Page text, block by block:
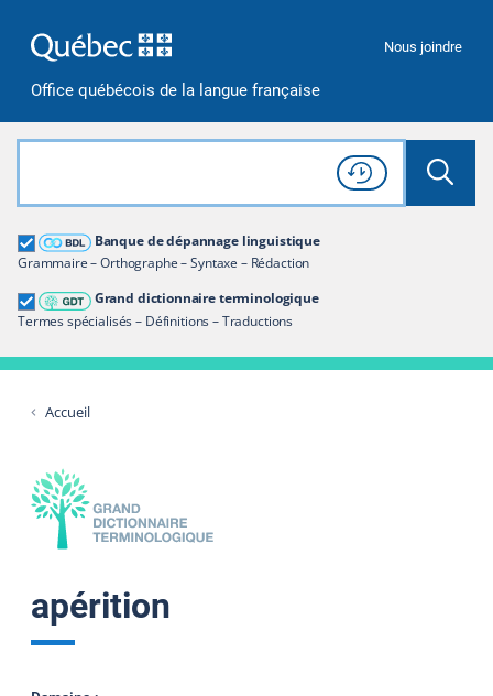
Office québécois de la langue française
Nous joindre
Rechercher dans tout le site
Lancer
Consulter l'
Historique
de recherche
Banque de dépannage linguistique
Grammaire – Orthographe – Syntaxe – Rédaction
Grand dictionnaire terminologique
Termes spécialisés – Définitions – Traductions
Grand dictionnaire terminologique
Restreindre aux termes
Accueil
apérition